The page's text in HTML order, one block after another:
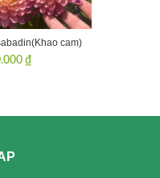
cam)
₫